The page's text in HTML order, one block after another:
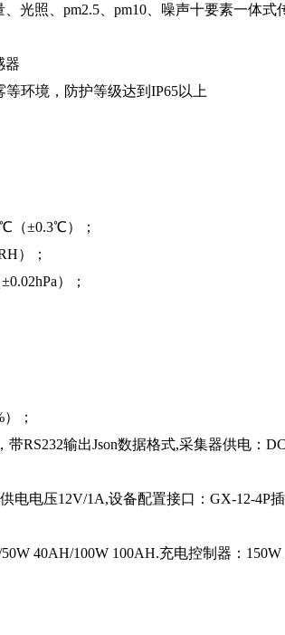
光照、pm2.5、pm10、噪声十要素一体式
器
环境，防护等级达到IP65以上
（±0.3℃）；
）；
）；
；
RS232输出Json数据格式,采集器供电：
电电压12V/1A,设备配置接口：GX-12-4P
40AH/100W 100AH.充电控制器：150W